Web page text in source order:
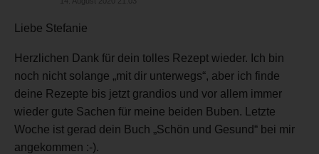
Liebe Stefanie
Herzlichen Dank für dein tolles Rezept wieder. Ich bin
noch nicht solange „mit dir unterwegs“, aber ich finde
deine Rezepte bis jetzt grandios und vor allem immer
wieder gute Sachen für meine beiden Buben. Letzte
Woche ist gerad dein Buch „Schön und Gesund“ bei mir
angekommen :-).